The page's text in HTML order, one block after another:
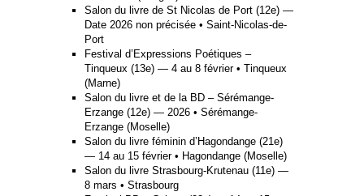
Salon du livre de St Nicolas de Port (12e) —
Date 2026 non précisée • Saint-Nicolas-de-
Port
Festival d’Expressions Poétiques –
Tinqueux (13e) — 4 au 8 février • Tinqueux
(Marne)
Salon du livre et de la BD – Sérémange-
Erzange (12e) — 2026 • Sérémange-
Erzange (Moselle)
Salon du livre féminin d’Hagondange (21e)
— 14 au 15 février • Hagondange (Moselle)
Salon du livre Strasbourg-Krutenau (11e) —
8 mars • Strasbourg